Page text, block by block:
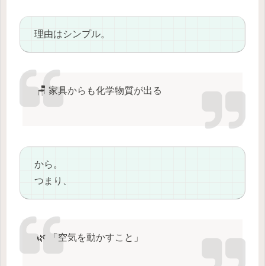
理由はシンプル。
🪑 家具からも化学物質が出る
から。
つまり、
🌿 「空気を動かすこと」